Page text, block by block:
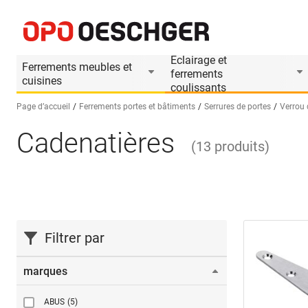
Ferrements meubles et
cuisines
Eclairage et
ferrements
coulissants
Sélectionnez une langue (FR)
Page d’accueil Ferrements portes et bâtiments Serrures de portes Verrou
Cadenatières (13 produits)
Filtrer par
marques
ABUS (5)